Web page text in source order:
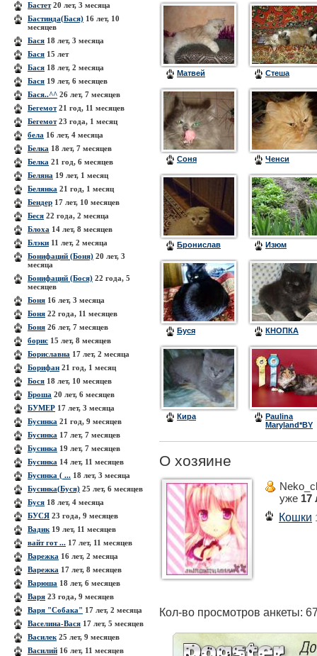
Бастет20 лет, 3 месяца
Бастинда(Бася) 16 лет, 10
месяцев
Бася 18 лет, 3 месяца
Бася 15 лет
Бася 18 лет, 2 месяца
Бася 19 лет, 6 месяцев
Бася..^^ 26 лет, 7 месяцев
Бегемот21 год, 11 месяцев
Бегемот23 года, 1 месяц
бела 16 лет, 4 месяца
Белка 18 лет, 7 месяцев
Белка 21 год, 6 месяцев
Беляна 19 лет, 1 месяц
Белянка 21 год, 1 месяц
Бендер 17 лет, 10 месяцев
Беся 22 года, 2 месяца
Блоха 14 лет, 8 месяцев
Блэки 11 лет, 2 месяца
Бонифаций (Боня) 20 лет, 3
месяца
Бонифаций (Бося) 22 года, 5
месяцев
Боня 16 лет, 3 месяца
Боня 22 года, 11 месяцев
Боня 26 лет, 7 месяцев
борис 15 лет, 8 месяцев
Бориславна 17 лет, 2 месяца
Борифан 21 год, 1 месяц
Бося 18 лет, 10 месяцев
Броша 20 лет, 6 месяцев
БУМЕР 17 лет, 3 месяца
Бусинка 21 год, 9 месяцев
Бусинка 17 лет, 7 месяцев
Бусинка 19 лет, 7 месяцев
Бусинка 14 лет, 11 месяцев
Бусинка ( ... 18 лет, 3 месяца
Бусинка(Буся) 25 лет, 6 месяцев
Буся 18 лет, 4 месяца
БУСЯ 23 года, 9 месяцев
Вадик 19 лет, 11 месяцев
вайт гот ... 17 лет, 11 месяцев
Варежка 16 лет, 2 месяца
Варежка 17 лет, 8 месяцев
Варюша 18 лет, 6 месяцев
Варя 23 года, 9 месяцев
Варя "Собака" 17 лет, 2 месяца
Васелина-Вася 17 лет, 5 месяцев
Василек 25 лет, 9 месяцев
Василий 16 лет, 11 месяцев
Матвей Стеша
Cоня Ченси
Бронислав Изюм
Буся КНОПКА
Кира
Paulina
Maryland*BY
О хозяине
уже 17
Кошки
Кол-во просмотров анкеты: